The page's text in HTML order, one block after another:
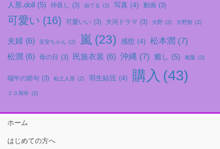
人形.doll (5) 仲良し (3) 似てる (2) 写真 (4) 動画 (3)
可愛い (16) 可愛いい (3) 大河ドラマ (3) 大野 (2) 大野智 (2)
夫婦 (6) 安室ちゃん (2) 嵐 (23) 感想 (4) 松本潤 (7)
松潤 (6) 母の日 (3) 民族衣装 (6) 沖縄 (7) 癒し (5) 相葉 (2)
端午の節句 (3) 粘土人形 (2) 羽生結弦 (4) 購入 (43)
２０周年 (2)
ホーム
はじめての方へ